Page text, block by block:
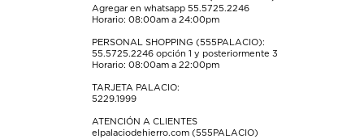
Agregar en whatsapp 55.5725.2246
Horario: 08:00am a 24:00pm
PERSONAL SHOPPING (555PALACIO):
55.5725.2246 opción 1 y posteriormente 3
Horario: 08:00am a 22:00pm
TARJETA PALACIO:
5229.1999
ATENCIÓN A CLIENTES
elpalaciodehierro.com (555PALACIO)